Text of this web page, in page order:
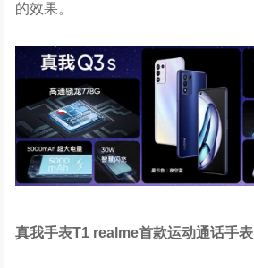
的效果。
真我手表T1 realme首款运动通话手表